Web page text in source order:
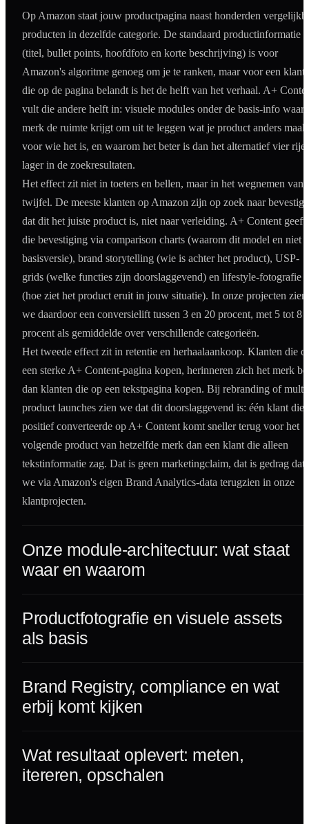
Op Amazon staat jouw productpagina naast hond­erden
producten in dezelfde categorie. De standaard productinformatie
(titel, bullet points, hoofdfoto en korte beschrijving) is voor
Amazon's algoritme genoeg om je te ranken, maar voor een klant
die op de pagina belandt is het de helft van het verhaal. A+
vult die andere helft in: visuele modules onder de basis-info waar
merk de ruimte krijgt om uit te leggen wat je product anders
voor wie het is, en waarom het beter is dan het alternatief vier
lager in de zoekresultaten.
Het effect zit niet in toeters en bellen, maar in het wegnemen van
twijfel. De meeste klanten op Amazon zijn op zoek naar
dat dit het juiste product is, niet naar verleiding. A+ Content geeft
die bevestiging via comparison charts (waarom dit model en niet
basisversie), brand storytelling (wie is achter het product), USP-
grids (welke functies zijn doorslaggevend) en lifestyle-fotografie
(hoe ziet het product eruit in jouw situatie). In onze projecten zien
we daardoor een conversielift tussen 3 en 20 procent, met 5 tot 8
procent als gemiddelde over verschillende categorieën.
Het tweede effect zit in retentie en herhaalaankoop. Klanten die
een sterke A+ Content-pagina kopen, herinneren zich het merk
dan klanten die op een tekstpagina kopen. Bij rebranding of multi-
product launches zien we dat dit doorslaggevend is: één klant die
positief converteerde op A+ Content komt sneller terug voor het
volgende product van hetzelfde merk dan een klant die alleen
tekstinformatie zag. Dat is geen marketingclaim, dat is gedrag dat
we via Amazon's eigen Brand Analytics-data terugzien in onze
klantprojecten.
Onze module-architectuur: wat staat
waar en waarom
Productfotografie en visuele assets
als basis
Brand Registry, compliance en wat
erbij komt kijken
Wat resultaat oplevert: meten,
itereren, opschalen